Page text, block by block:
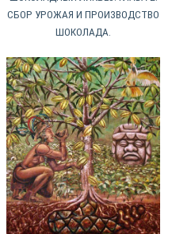
СБОР УРОЖАЯ И ПРОИЗВОДСТВО
ШОКОЛАДА.